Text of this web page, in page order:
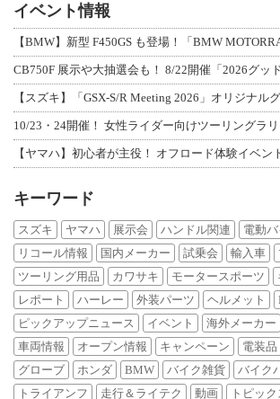
イベント情報
【BMW】新型 F450GS も登場！「BMW
CB750F 展示や大抽選会も！ 8/22開催「2026グッ
【スズキ】「GSX-S/R Meeting 2026」オリジナル
10/23・24開催！ 女性ライダー向けツーリングラ
【ヤマハ】初心者が主役！ オフロード体験イベン
キーワード
スズキ ヤマハ 展示会 ハンドル関連 電動バ
リコール情報
国内メーカー 試乗会 輸入車
ツーリング用品
カワサキ モータースポーツ
レポート
ハーレー 外装パーツ ヘルメット
ピックアップニュース
イベント 海外メーカー
車両情報
オープン情報 キャンペーン 電装品
グローブ
ホンダ BMW バイク雑貨
バイク
トライアンフ
走行＆ライテク 動画 トピック